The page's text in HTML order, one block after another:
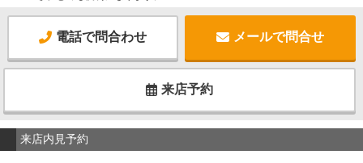
電話で問合わせ メールで問合せ
来店予約
来店内見予約